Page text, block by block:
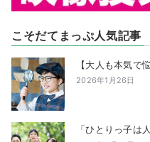
こそだてまっぷ人気記事
【大人も本気で
2026年1月26日
「ひとりっ子は